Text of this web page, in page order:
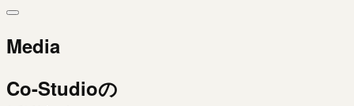
Media
Co-Studioの